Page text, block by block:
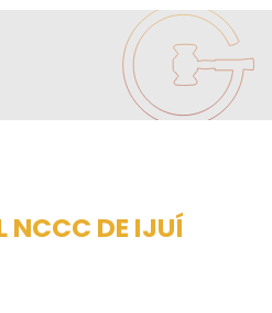
NCCC DE IJUÍ